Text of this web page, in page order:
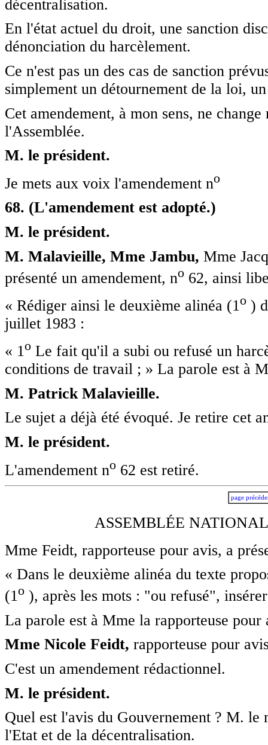
décentralisation.
En l'état actuel du droit, une sanction
dénonciation du harcèlement.
Ce n'est pas un des cas de sanction
simplement un détournement de la loi,
Cet amendement, à mon sens, ne
l'Assemblée.
M. le président.
Je mets aux voix l'amendement no
68. (L'amendement est adopté.)
M. le président.
M. Malavieille, Mme Jambu, Mme
présenté un amendement, no 62, ainsi
« Rédiger ainsi le deuxième alinéa (1 o )
juillet 1983 :
« 1o Le fait qu'il a subi ou refusé un
conditions de travail ; » La parole est à
M. Patrick Malavieille.
Le sujet a déjà été évoqué. Je retire cet
M. le président.
L'amendement no 62 est retiré.
page
ASSEMBLÉE
Mme Feidt, rapporteuse pour avis, a
« Dans le deuxième alinéa du texte
(1o ), après les mots : "ou refusé",
La parole est à Mme la rapporteuse pour
Mme Nicole Feidt, rapporteuse pour
C'est un amendement rédactionnel.
M. le président.
Quel est l'avis du Gouvernement ? M.
l'Etat et de la décentralisation.